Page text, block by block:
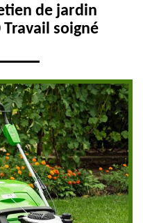
de jardin
soigné